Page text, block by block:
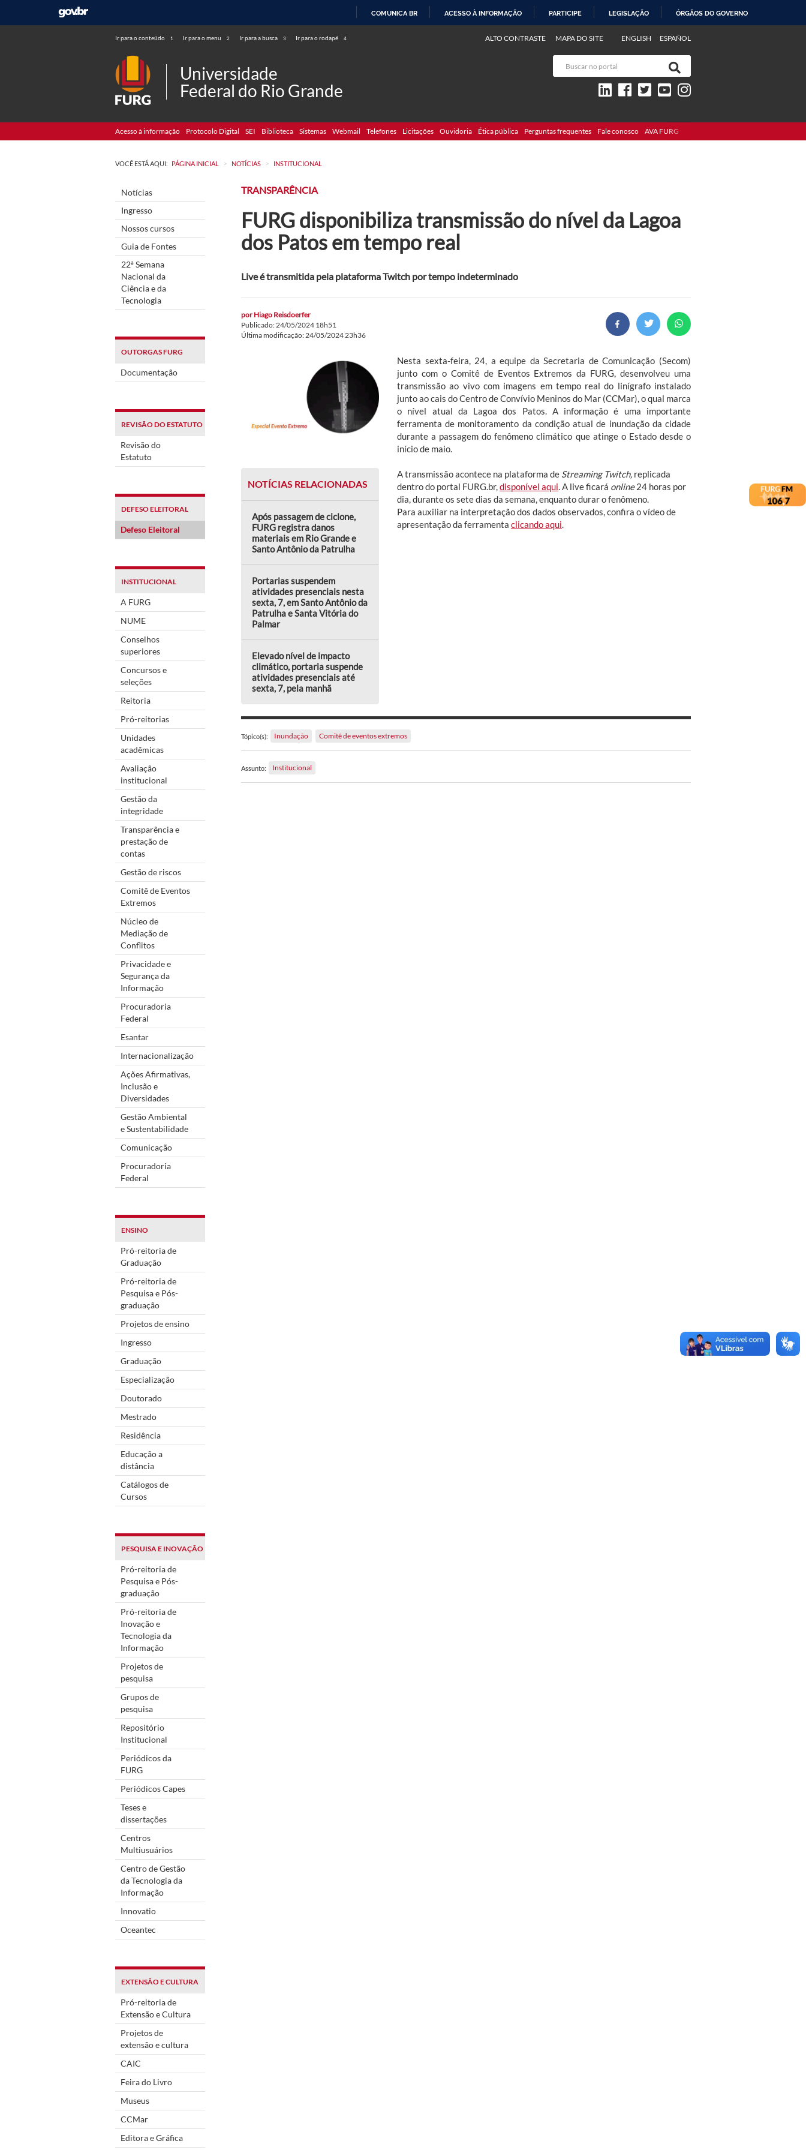
COMUNICA BR ACESSO À INFORMAÇÃO PARTICIPE LEGISLAÇÃO ÓRGÃOS DO GOVERNO
Ir para o conteúdo 1 Ir para o menu 2 Ir para a busca 3 Ir para o rodapé 4 ENGLISH ESPAÑOL
ALTO CONTRASTE MAPA DO SITE
Universidade
Federal do Rio Grande
Acesso à informação Protocolo Digital SEI Biblioteca Sistemas Webmail Telefones Licitações Ouvidoria Ética pública Perguntas frequentes Fale conosco AVA FURG
VOCÊ ESTÁ AQUI: PÁGINA INICIAL > NOTÍCIAS > INSTITUCIONAL
Notícias
Ingresso
Nossos cursos
Guia de Fontes
22ª Semana
Nacional da
Ciência e da
Tecnologia
OUTORGAS FURG
Documentação
REVISÃO DO ESTATUTO
Revisão do
Estatuto
DEFESO ELEITORAL
Defeso Eleitoral
INSTITUCIONAL
A FURG
NUME
Conselhos
superiores
Concursos e
seleções
Reitoria
Pró-reitorias
Unidades
acadêmicas
Avaliação
institucional
Gestão da
integridade
Transparência e
prestação de
contas
Gestão de riscos
Comitê de Eventos
Extremos
Núcleo de
Mediação de
Conflitos
Privacidade e
Segurança da
Informação
Procuradoria
Federal
Esantar
Internacionalização
Ações Afirmativas,
Inclusão e
Diversidades
Gestão Ambiental
e Sustentabilidade
Comunicação
Procuradoria
Federal
ENSINO
Pró-reitoria de
Graduação
Pró-reitoria de
Pesquisa e Pós-
graduação
Projetos de ensino
Ingresso
Graduação
Especialização
Doutorado
Mestrado
Residência
Educação a
distância
Catálogos de
Cursos
PESQUISA E INOVAÇÃO
Pró-reitoria de
Pesquisa e Pós-
graduação
Pró-reitoria de
Inovação e
Tecnologia da
Informação
Projetos de
pesquisa
Grupos de
pesquisa
Repositório
Institucional
Periódicos da
FURG
Periódicos Capes
Teses e
dissertações
Centros
Multiusuários
Centro de Gestão
da Tecnologia da
Informação
Innovatio
Oceantec
EXTENSÃO E CULTURA
Pró-reitoria de
Extensão e Cultura
Projetos de
extensão e cultura
CAIC
Feira do Livro
Museus
CCMar
Editora e Gráfica
TRANSPARÊNCIA
FURG disponibiliza transmissão do nível da Lagoa
dos Patos em tempo real
Live é transmitida pela plataforma Twitch por tempo indeterminado
por Hiago Reisdoerfer
Publicado: 24/05/2024 18h51
Última modificação: 24/05/2024 23h36
Nesta sexta-feira, 24, a equipe da Secretaria de Comunicação (Secom)
junto com o Comitê de Eventos Extremos da FURG, desenvolveu uma
transmissão ao vivo com imagens em tempo real do linígrafo instalado
junto ao cais do Centro de Convívio Meninos do Mar (CCMar), o qual marca
o nível atual da Lagoa dos Patos. A informação é uma importante
ferramenta de monitoramento da condição atual de inundação da cidade
durante a passagem do fenômeno climático que atinge o Estado desde o
início de maio.
NOTÍCIAS RELACIONADAS
Após passagem de ciclone,
FURG registra danos
materiais em Rio Grande e
Santo Antônio da Patrulha
Portarias suspendem
atividades presenciais nesta
sexta, 7, em Santo Antônio da
Patrulha e Santa Vitória do
Palmar
Elevado nível de impacto
climático, portaria suspende
atividades presenciais até
sexta, 7, pela manhã
A transmissão acontece na plataforma de Streaming Twitch, replicada
dentro do portal FURG.br, disponível aqui . A live ficará online24 horas por
dia, durante os sete dias da semana, enquanto durar o fenômeno.
Para auxiliar na interpretação dos dados observados, confira o vídeo de
apresentação da ferramenta clicando aqui
Tópico(s): Inundação Comitê de eventos extremos
Assunto: Institucional